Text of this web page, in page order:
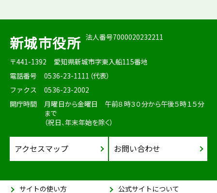
新城市役所 法人番号7000020232211
〒441-1392
愛知県新城市字東入船115番地
電話番号
0536-23-1111（代表）
ファクス
0536-23-2002
開庁時間
月曜日から金曜日 午前８時３０分から午後５時１５分
まで
（祝日、年末年始を除く）
アクセスマップ お問い合わせ
サイトの使い方 公式サイトについて